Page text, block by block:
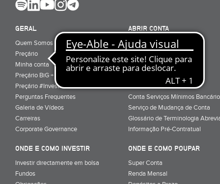
GERAL
Quem Somos
Preçário
Minha conta
Preçário BiG +
Preçário #Investe_no_Futuro
Perguntas Frequentes
Galeria de Vídeos
Carreiras
Corporate Governance
ABRIR CONTA
Porquê ser cliente
Particulares
Júnior (sub-18)
Cartões
Conta Serviços Mínimos
Serviço de Mudança de Conta
Glossário de Terminologia
Informação Pré-Contratual
ONDE E COMO INVESTIR
Investir directamente em bolsa
Fundos
ONDE E COMO POUPAR
Super Conta
Renda Mensal